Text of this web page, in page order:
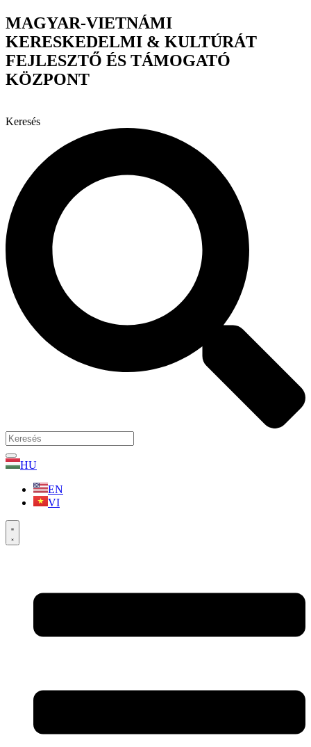
Ugrás
a
tartalomhoz
MAGYAR-VIETNÁMI
KERESKEDELMI & KULTÚRÁT
FEJLESZTŐ ÉS TÁMOGATÓ
KÖZPONT
Keresés
HU
EN
VI